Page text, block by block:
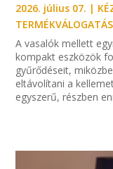
2026. július 07. |
TERMÉKVÁLOGATÁS
A vasalók mellett
kompakt eszközök
gyűrődéseit,
eltávolítani a
egyszerű, részben